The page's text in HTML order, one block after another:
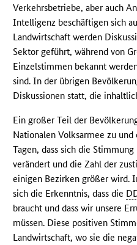
Verkehrsbetriebe, aber auch
Intelligenz beschäftigen sich
Landwirtschaft werden
Sektor geführt, während von
Einzelstimmen bekannt
sind. In der übrigen
Diskussionen statt, die
Ein großer Teil der
Nationalen Volksarmee zu
Tagen, dass sich die
verändert und die Zahl der
einigen Bezirken größer wird.
sich die Erkenntnis, dass die
braucht und dass wir unsere
müssen. Diese positiven
Landwirtschaft, wo sie die